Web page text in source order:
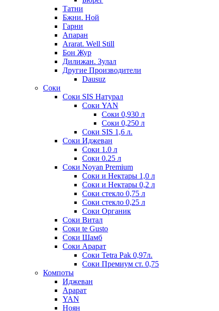
Татни
Бжни. Ной
Гарни
Апаран
Ararat. Well Still
Бон Жур
Дилижан. Зулал
Другие Производители
Dausuz
Соки
Соки SIS Натурал
Соки YAN
Соки 0,930 л
Соки 0,250 л
Соки SIS 1,6 л.
Соки Иджеван
Соки 1.0 л
Соки 0.25 л
Соки Noyan Premium
Соки и Нектары 1,0 л
Соки и Нектары 0,2 л
Соки стекло 0,75 л
Соки стекло 0,25 л
Соки Органик
Соки Витал
Соки te Gusto
Соки Шамб
Соки Арарат
Соки Tetra Pak 0,97л.
Соки Премиум ст. 0,75
Компоты
Иджеван
Арарат
YAN
Ноян